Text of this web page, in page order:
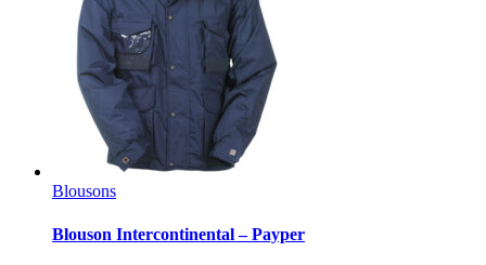
Blousons
Blouson Intercontinental – Payper